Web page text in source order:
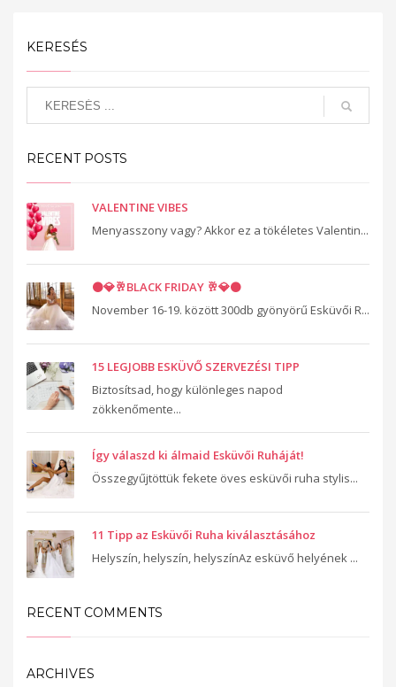
KERESÉS
RECENT POSTS
VALENTINE VIBES
Menyasszony vagy? Akkor ez a tökéletes Valentin...
⚫️💎🥂BLACK FRIDAY 🥂💎⚫️
November 16-19. között 300db gyönyörű Esküvői R...
15 LEGJOBB ESKÜVŐ SZERVEZÉSI TIPP
Biztosítsad, hogy különleges napod
zökkenőmente...
Így válaszd ki álmaid Esküvői Ruháját!
Összegyűjtöttük fekete öves esküvői ruha stylis...
11 Tipp az Esküvői Ruha kiválasztásához
Helyszín, helyszín, helyszínAz esküvő helyének ...
RECENT COMMENTS
ARCHIVES